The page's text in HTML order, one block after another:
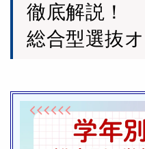
徹底解説！
総合型選抜